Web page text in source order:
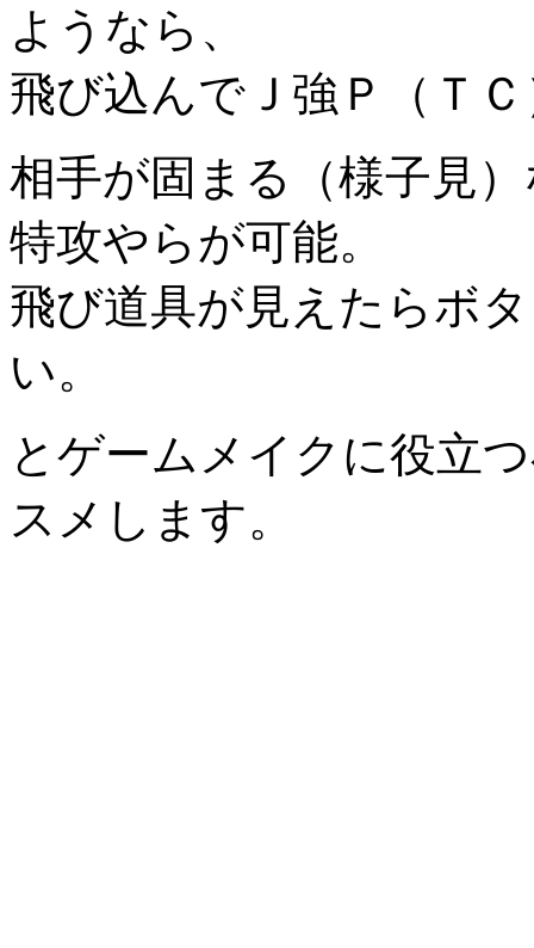
ようなら、
飛び込んでＪ強Ｐ（Ｔ
相手が固まる（様子見
特攻やらが可能。
飛び道具が見えたらボ
い。
とゲームメイクに役立
スメします。